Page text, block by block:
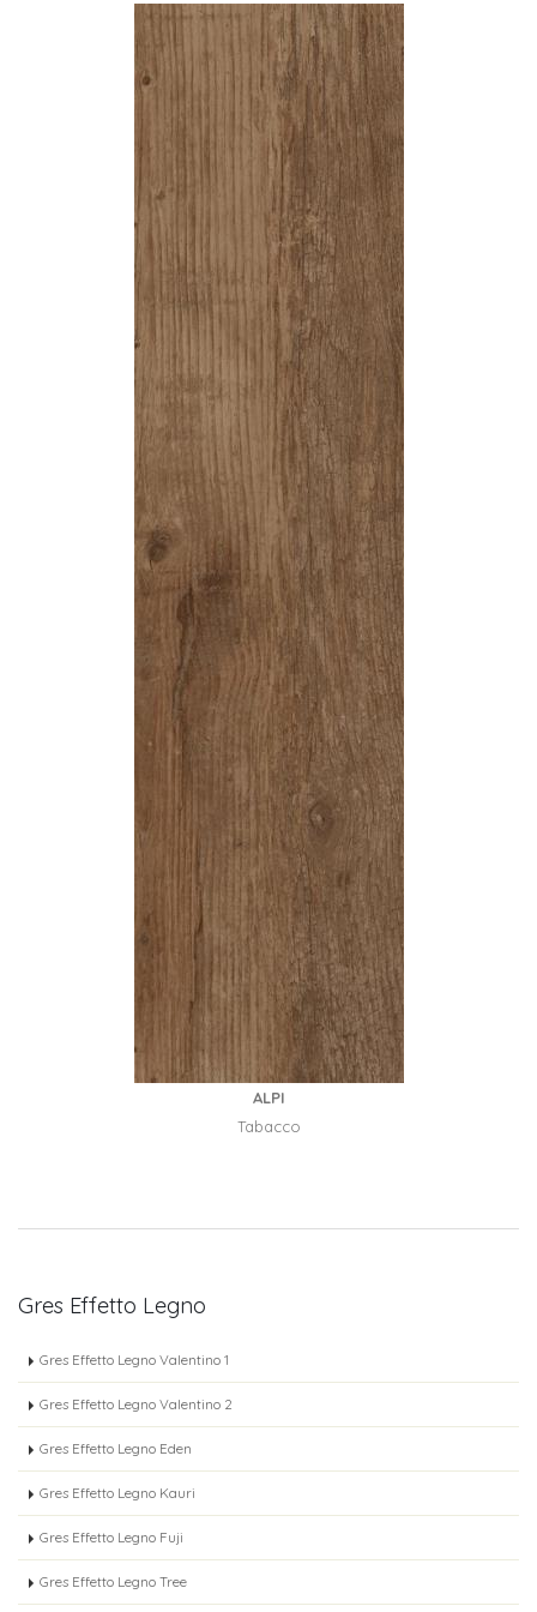
ALPI
Tabacco
Gres Effetto Legno
Gres Effetto Legno Valentino 1
Gres Effetto Legno Valentino 2
Gres Effetto Legno Eden
Gres Effetto Legno Kauri
Gres Effetto Legno Fuji
Gres Effetto Legno Tree